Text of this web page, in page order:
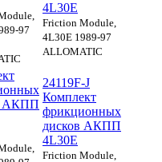
97
4L30E
Friction Module,
4L30E 1989-97
ALLOMATIC
АКПП
24119F-J
Комплект
фрикционных
дисков АКПП
4L30E
Friction Module,